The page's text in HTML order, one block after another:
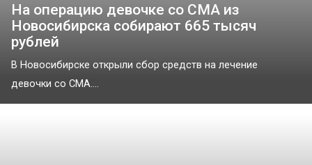
На операцию девочке со СМА из
Новосибирска собирают 665 тысяч
рублей
В Новосибирске открыли сбор средств на лечение
девочки со СМА....